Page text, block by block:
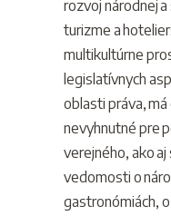
rozvoj národnej
turizme a
multikultúrne
legislatívnych
oblasti práva,
nevyhnutné pre
verejného, ako
vedomosti o
gastronómiách,